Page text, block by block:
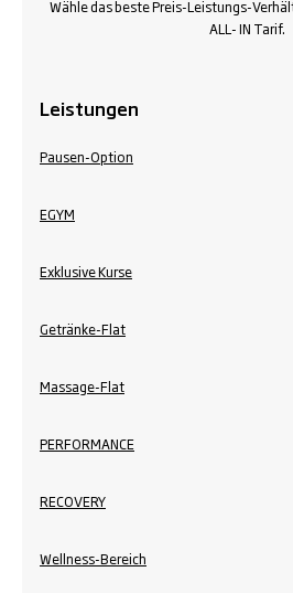
Wähle das beste Preis-Leistungs-
ALL- IN Tarif.
Leistungen
Pausen-Option
EGYM
Exklusive Kurse
Getränke-Flat
Massage-Flat
PERFORMANCE
RECOVERY
Wellness-Bereich